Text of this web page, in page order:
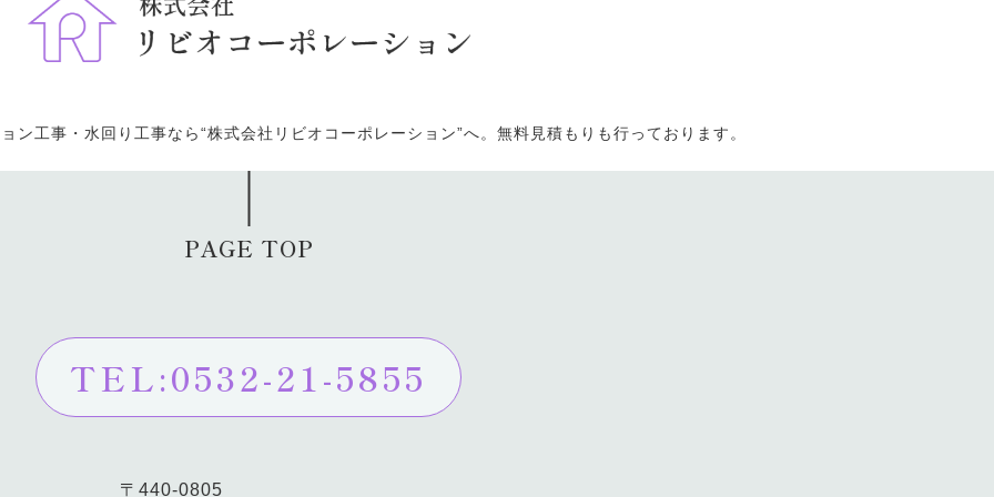
ン工事・水回り工事なら“株式会社リビオコーポレーション”へ。無料見積もりも行っております。
PAGE TOP
TEL:0532-21-5855
〒440-0805